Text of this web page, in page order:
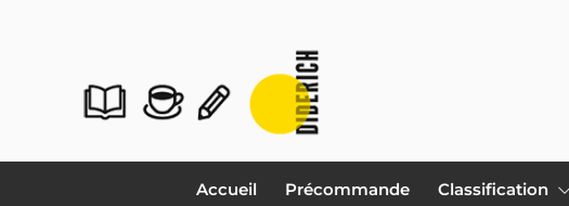
Accueil Précommande Classification